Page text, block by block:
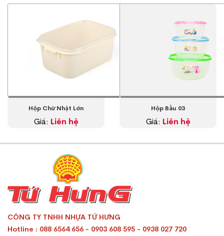
Hộp Chữ Nhật Lớn
Giá: Liên hệ
Hộp Bầu 03
Giá: Liên hệ
CÔNG TY TNHH NHỰA TỨ HƯNG
Hotline : 088 6564 656 - 0903 608 595 - 0938 027 720